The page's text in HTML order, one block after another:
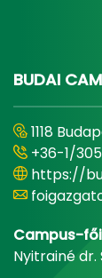
BUDAI
1118
+36-1/
https://
Campus-
Nyitrainé dr.